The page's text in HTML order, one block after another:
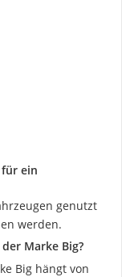
ein
genutzt
werden.
Marke Big?
Big hängt von